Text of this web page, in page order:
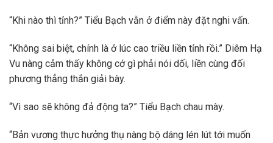
“Khi nào thì tỉnh?” Tiểu Bạch vẫn ở điểm này đặt nghi vấn.
“Không sai biệt, chính là ở lúc cao triều liền tỉnh rồi.” Diêm Hạ
Vu nàng cảm thấy không cớ gì phải nói dối, liền cùng đối
phương thẳng thắn giải bày.
“Vì sao sẽ không đả động ta?” Tiểu Bạch chau mày.
“Bản vương thực hưởng thụ nàng bộ dáng lén lút tới muốn